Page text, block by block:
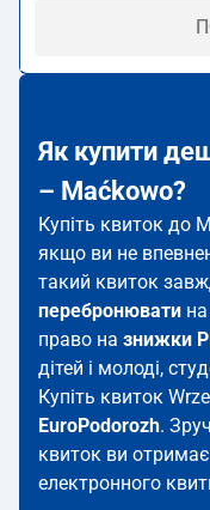
Як купити
– Maćkowo?
Купіть квиток до
якщо ви не
такий квиток
перебронювати
право на знижки
дітей і молоді,
Купіть квиток
EuroPodorozh.
квиток ви
електронного